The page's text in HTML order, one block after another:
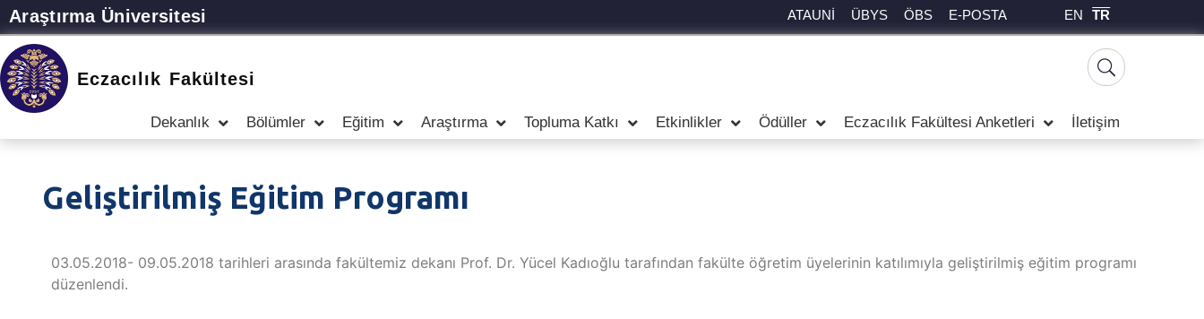
Araştırma Üniversitesi ATAUNİ ÜBYS ÖBS E-POSTA EN TR
Eczacılık Fakültesi
Dekanlık Bölümler Eğitim Araştırma Topluma Katkı Etkinlikler Ödüller Eczacılık Fakültesi Anketleri İletişim
Geliştirilmiş Eğitim Programı
03.05.2018- 09.05.2018 tarihleri arasında fakültemiz dekanı Prof. Dr. Yücel Kadıoğlu tarafından fakülte öğretim üyelerinin katılımıyla geliştirilmiş eğitim programı
düzenlendi.